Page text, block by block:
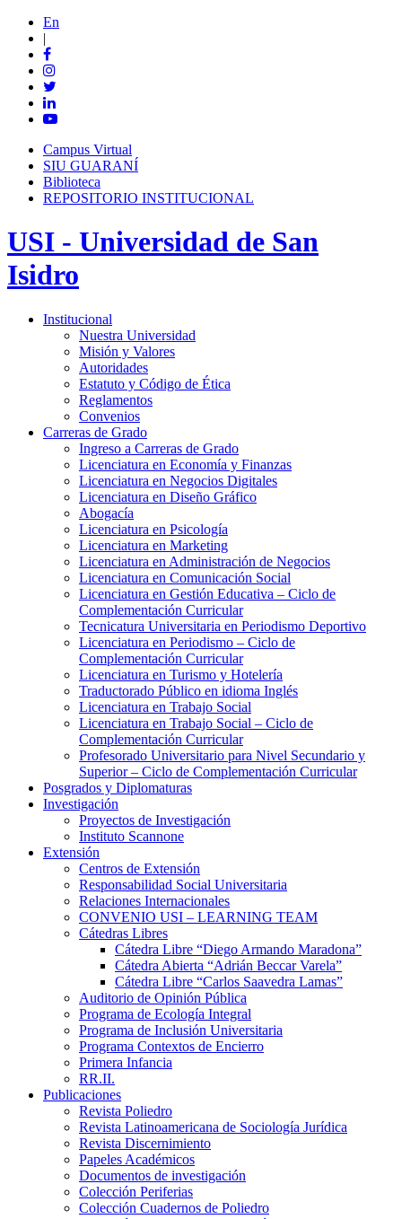
En
|
Campus Virtual
SIU GUARANÍ
Biblioteca
REPOSITORIO INSTITUCIONAL
USI - Universidad de San
Isidro
Institucional
Nuestra Universidad
Misión y Valores
Autoridades
Estatuto y Código de Ética
Reglamentos
Convenios
Carreras de Grado
Ingreso a Carreras de Grado
Licenciatura en Economía y Finanzas
Licenciatura en Negocios Digitales
Licenciatura en Diseño Gráfico
Abogacía
Licenciatura en Psicología
Licenciatura en Marketing
Licenciatura en Administración de Negocios
Licenciatura en Comunicación Social
Licenciatura en Gestión Educativa – Ciclo de
Complementación Curricular
Tecnicatura Universitaria en Periodismo Deportivo
Licenciatura en Periodismo – Ciclo de
Complementación Curricular
Licenciatura en Turismo y Hotelería
Traductorado Público en idioma Inglés
Licenciatura en Trabajo Social
Licenciatura en Trabajo Social – Ciclo de
Complementación Curricular
Profesorado Universitario para Nivel Secundario y
Superior – Ciclo de Complementación Curricular
Posgrados y Diplomaturas
Investigación
Proyectos de Investigación
Instituto Scannone
Extensión
Centros de Extensión
Responsabilidad Social Universitaria
Relaciones Internacionales
CONVENIO USI – LEARNING TEAM
Cátedras Libres
Cátedra Libre “Diego Armando Maradona”
Cátedra Abierta “Adrián Beccar Varela”
Cátedra Libre “Carlos Saavedra Lamas”
Auditorio de Opinión Pública
Programa de Ecología Integral
Programa de Inclusión Universitaria
Programa Contextos de Encierro
Primera Infancia
RR.II.
Publicaciones
Revista Poliedro
Revista Latinoamericana de Sociología Jurídica
Revista Discernimiento
Papeles Académicos
Documentos de investigación
Colección Periferias
Colección Cuadernos de Poliedro